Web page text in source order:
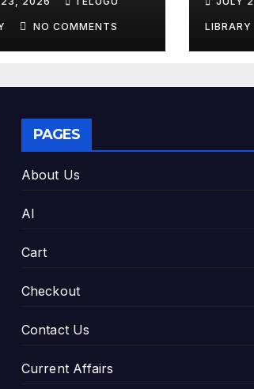
& Smart Study
NO COMMENTS
Top
LIBRARY
PAGES
About Us
AI
Cart
Checkout
Contact Us
Current Affairs